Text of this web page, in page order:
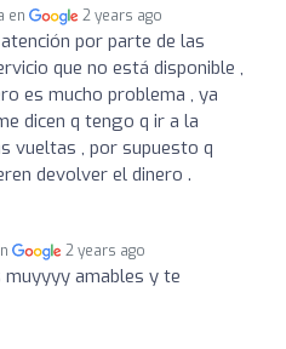
en 2 years ago
por parte de las
que no está disponible ,
es mucho problema , ya
dicen q tengo q ir a la
vueltas , por supuesto q
devolver el dinero .
2 years ago
muyyyy amables y te